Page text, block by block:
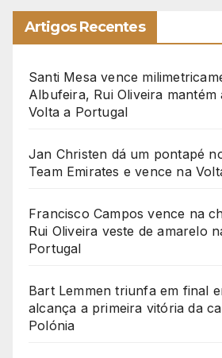
Artigos Recentes
Santi Mesa vence
Albufeira, Rui Oliveira mantém
Volta a Portugal
Jan Christen dá um pontapé
Team Emirates e vence na
Francisco Campos vence na
Rui Oliveira veste de amarelo
Portugal
Bart Lemmen triunfa em final
alcança a primeira vitória da
Polónia